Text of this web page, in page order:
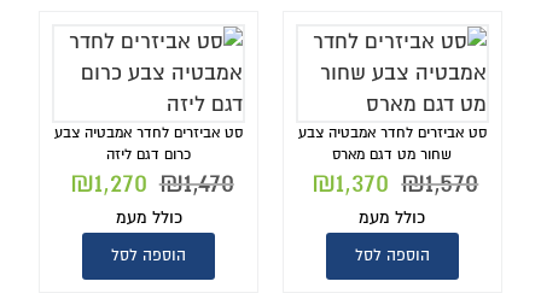
סט אביזרים לחדר אמבטיה צבע
שחור מט דגם מארס
₪1,570
₪1,370
כולל מעמ
הוספה לסל
סט אביזרים לחדר אמבטיה צבע
כרום דגם ליזה
₪1,470
₪1,270
כולל מעמ
הוספה לסל